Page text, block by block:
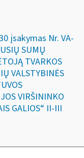
įsakymas Nr. VA-
SUMŲ
TVARKOS
VALSTYBINĖS
VIRŠININKO
GALIOS“ II-III